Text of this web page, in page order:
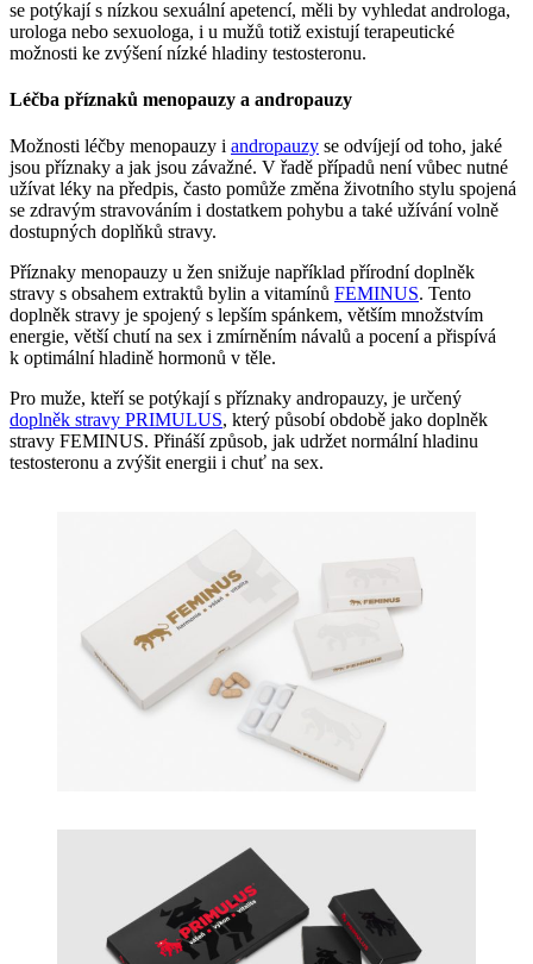
se potýkají s nízkou sexuální apetencí, měli by vyhledat androloga,
urologa nebo sexuologa, i u mužů totiž existují terapeutické
možnosti ke zvýšení nízké hladiny testosteronu.
Léčba příznaků menopauzy a andropauzy
Možnosti léčby menopauzy i andropauzy se odvíjejí od toho, jaké
jsou příznaky a jak jsou závažné. V řadě případů není vůbec nutné
užívat léky na předpis, často pomůže změna životního stylu spojená
se zdravým stravováním i dostatkem pohybu a také užívání volně
dostupných doplňků stravy.
Příznaky menopauzy u žen snižuje například přírodní doplněk
stravy s obsahem extraktů bylin a vitamínů FEMINUS. Tento
doplněk stravy je spojený s lepším spánkem, větším množstvím
energie, větší chutí na sex i zmírněním návalů a pocení a přispívá
k optimální hladině hormonů v těle.
Pro muže, kteří se potýkají s příznaky andropauzy, je určený
doplněk stravy PRIMULUS, který působí obdobě jako doplněk
stravy FEMINUS. Přináší způsob, jak udržet normální hladinu
testosteronu a zvýšit energii i chuť na sex.